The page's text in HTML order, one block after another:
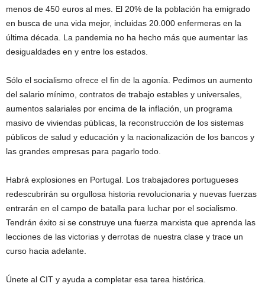
menos de 450 euros al mes. El 20% de la población ha emigrado
en busca de una vida mejor, incluidas 20.000 enfermeras en la
última década. La pandemia no ha hecho más que aumentar las
desigualdades en y entre los estados.
Sólo el socialismo ofrece el fin de la agonía. Pedimos un aumento
del salario mínimo, contratos de trabajo estables y universales,
aumentos salariales por encima de la inflación, un programa
masivo de viviendas públicas, la reconstrucción de los sistemas
públicos de salud y educación y la nacionalización de los bancos y
las grandes empresas para pagarlo todo.
Habrá explosiones en Portugal. Los trabajadores portugueses
redescubrirán su orgullosa historia revolucionaria y nuevas fuerzas
entrarán en el campo de batalla para luchar por el socialismo.
Tendrán éxito si se construye una fuerza marxista que aprenda las
lecciones de las victorias y derrotas de nuestra clase y trace un
curso hacia adelante.
Únete al CIT y ayuda a completar esa tarea histórica.